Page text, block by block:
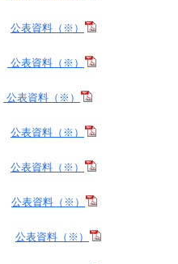
公表資料（※）
公表資料（※）
公表資料（※）
公表資料（※）
公表資料（※）
公表資料（※）
公表資料（※）